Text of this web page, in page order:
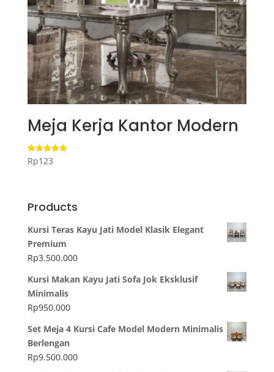
Meja Kerja Kantor Modern
Dinilai
5.00
Rp123
Products
Kursi Teras Kayu Jati Model Klasik Elegant
Premium
Rp3.500.000
Kursi Makan Kayu Jati Sofa Jok Eksklusif
Minimalis
Rp950.000
Set Meja 4 Kursi Cafe Model Modern Minimalis
Berlengan
Rp9.500.000